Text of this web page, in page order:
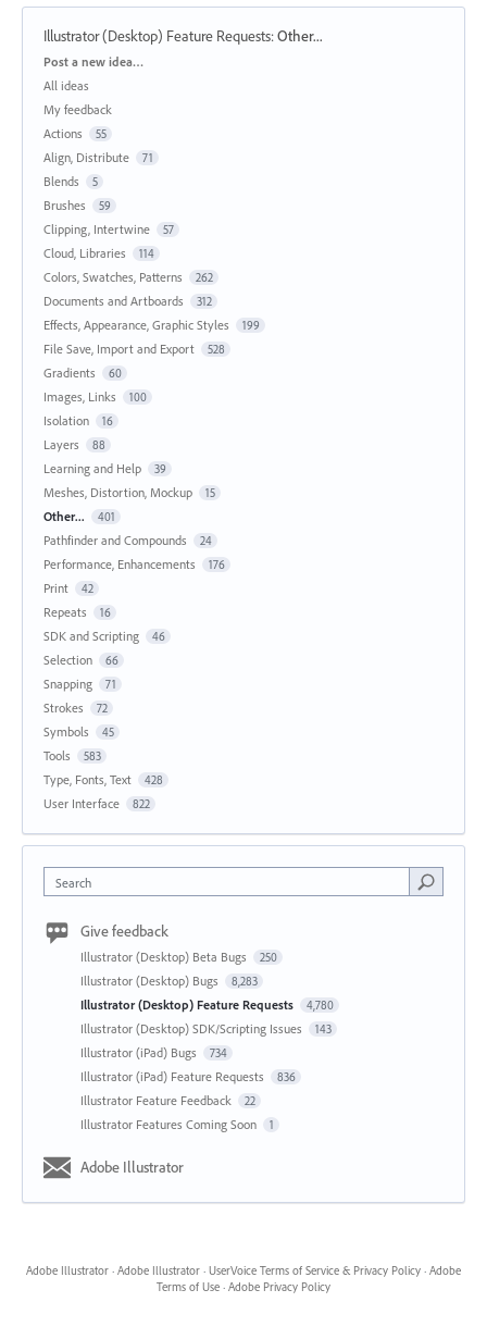
Illustrator (Desktop) Feature Requests:Other...
Categories
Post a new idea…
All ideas
My feedback
Actions
55
Align, Distribute 71
Blends 5
Brushes 59
Clipping, Intertwine 57
Cloud, Libraries 114
Colors, Swatches, Patterns 262
Documents and Artboards 312
Effects, Appearance, Graphic Styles 199
File Save, Import and Export 528
Gradients 60
Images, Links 100
Isolation 16
Layers 88
Learning and Help 39
Meshes, Distortion, Mockup 15
Other... 401
Pathfinder and Compounds 24
Performance, Enhancements 176
Print 42
Repeats 16
SDK and Scripting 46
Selection 66
Snapping 71
Strokes 72
Symbols 45
Tools 583
Type, Fonts, Text 428
User Interface 822
Search
Give feedback
Illustrator (Desktop) Beta Bugs 250
Illustrator (Desktop) Bugs 8,283
Illustrator (Desktop) Feature Requests 4,780
Illustrator (Desktop) SDK/Scripting Issues 143
Illustrator (iPad) Bugs 734
Illustrator (iPad) Feature Requests 836
Illustrator Feature Feedback 22
Illustrator Features Coming Soon 1
Adobe Illustrator
Adobe Illustrator · Adobe Illustrator · UserVoice Terms of Service & Privacy Policy · Adobe
Terms of Use · Adobe Privacy Policy